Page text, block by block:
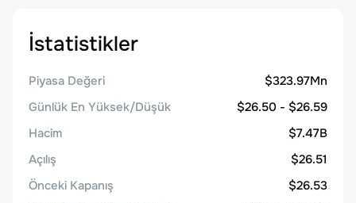
İstatistikler
Piyasa Değeri
$323.97Mn
Günlük En Yüksek/Düşük
$26.50 - $26.59
Hacim
$7.47B
Açılış
$26.51
Önceki Kapanış
$26.53